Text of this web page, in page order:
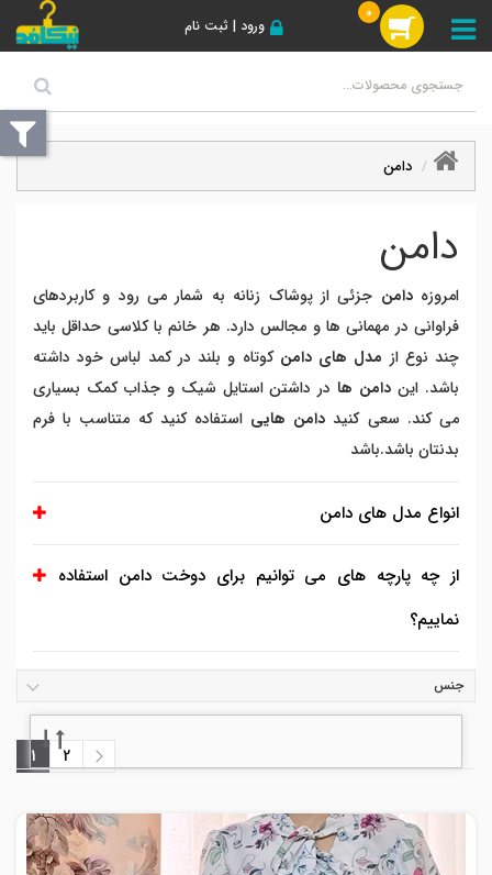
ورود | ثبت نام
0
دامن
دامن
امروزهدامن جزئی از پوشاک زنانه به شمار می رود و کاربردهای
فراوانی در مهمانی ها و مجالس دارد. هر خانم با کلاسی حداقل باید
چند نوع از مدل های دامن کوتاه و بلند در کمد لباس خود داشته
باشد. این دامن ها در داشتن استایل شیک و جذاب کمک بسیاری
می کند. سعی کنید دامن هایی استفاده کنید که متناسب با فرم
بدنتان باشد.باشد
انواع مدل های دامن
از چه پارچه های می توانیم برای دوخت دامن استفاده
نماییم؟
1 2
جنس